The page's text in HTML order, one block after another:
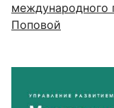
международного
Поповой